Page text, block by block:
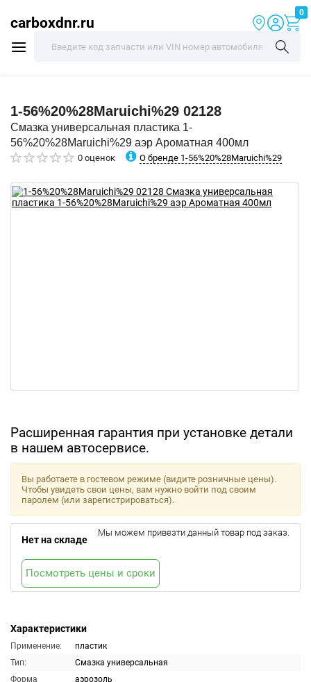
carboxdnr.ru
0
1-56%20%28Maruichi%29 02128
Смазка универсальная пластика 1-
56%20%28Maruichi%29 аэр Ароматная 400мл
0 оценок О бренде 1-56%20%28Maruichi%29
Расширенная гарантия при установке детали
в нашем автосервисе.
Характеристики
Применение:
пластик
Тип:
Смазка универсальная
Форма
аэрозоль
Вы работаете в гостевом режиме (видите розничные цены).
Чтобы увидеть свои цены, вам нужно войти под своим
паролем (или зарегистрироваться).
Нет на складе
Мы можем привезти данный товар под заказ.
Посмотреть цены и сроки